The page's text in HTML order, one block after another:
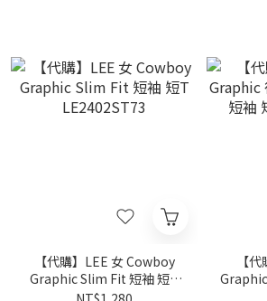
【代購】LEE 女 Cowboy
Graphic Slim Fit 短袖 短T
LE2402ST73
【
短